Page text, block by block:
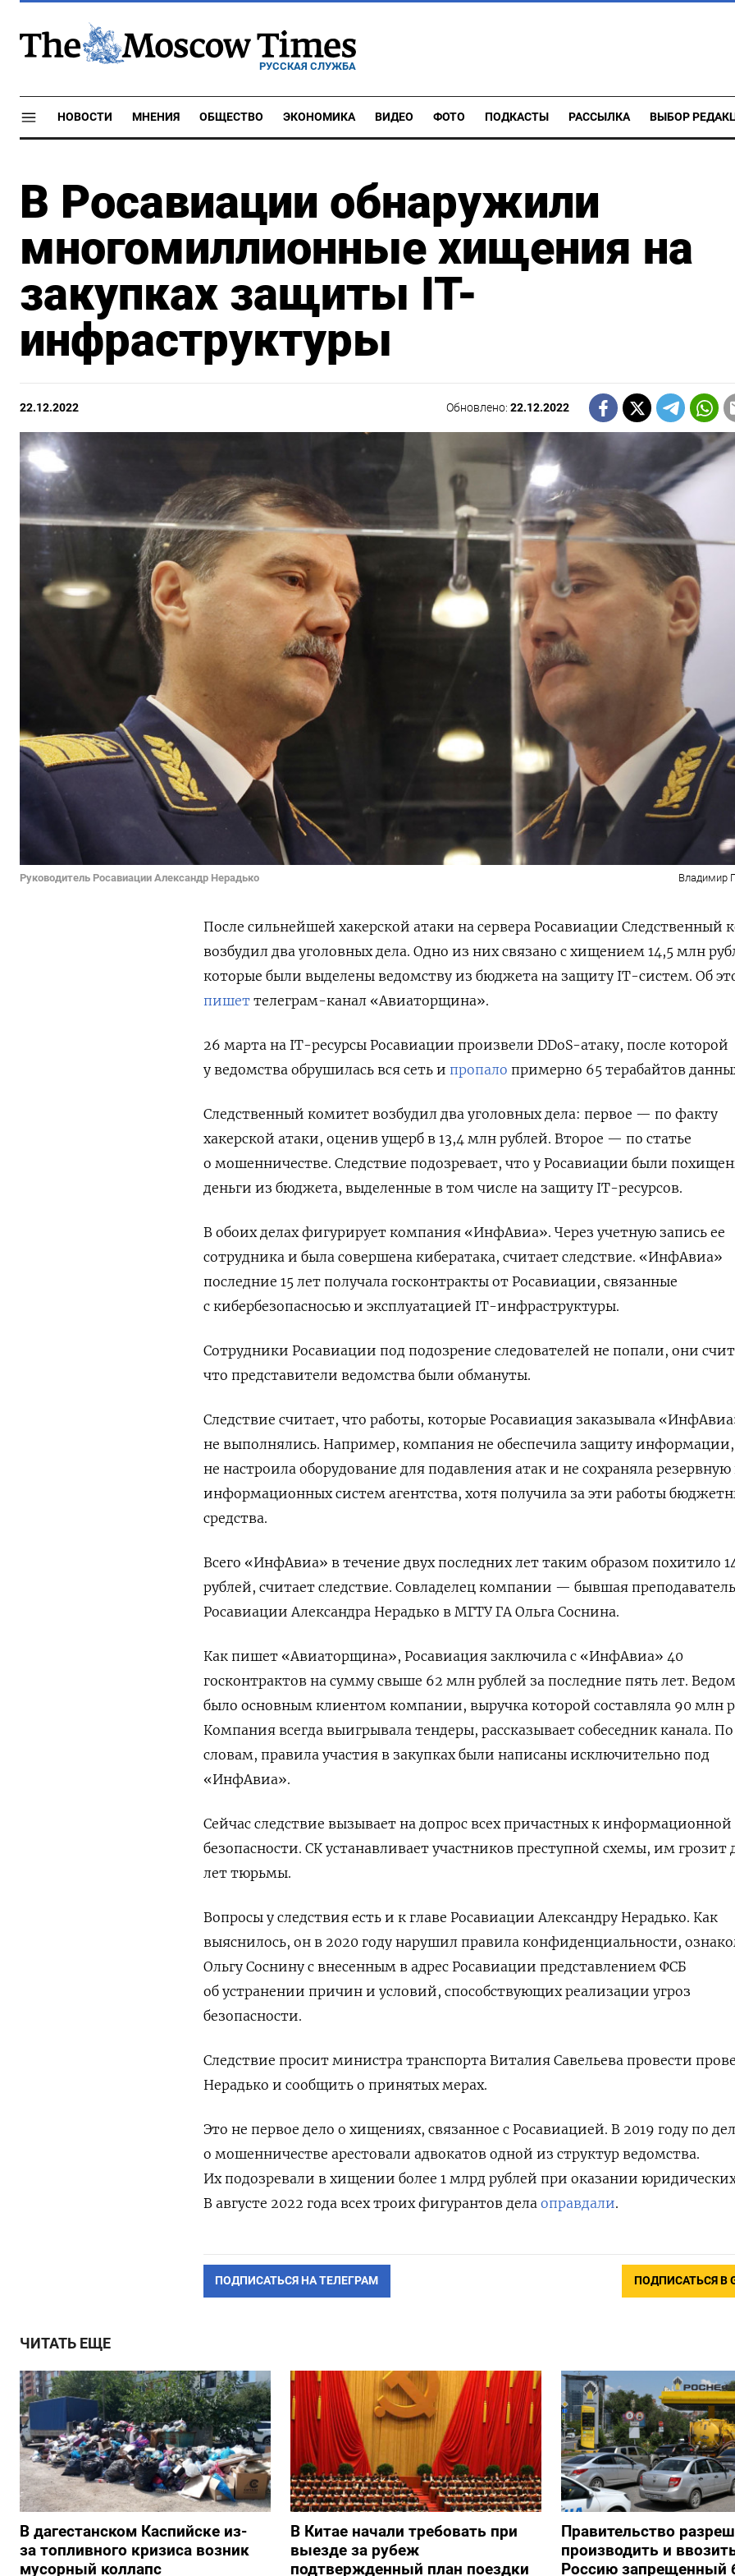
РУССКАЯ СЛУЖБА
НОВОСТИ МНЕНИЯ ОБЩЕСТВО ЭКОНОМИКА ВИДЕО ФОТО ПОДКАСТЫ РАССЫЛКА ВЫБОР
В Росавиации обнаружили
многомиллионные хищения на
закупках защиты IT-
инфраструктуры
22.12.2022 Обновлено:22.12.2022
Руководитель Росавиации Александр Нерадько Владимир
После сильнейшей хакерской атаки на сервера Росавиации Следственный
возбудил два уголовных дела. Одно из них связано с хищением 14,5 млн
которые были выделены ведомству из бюджета на защиту IT-систем. Об
пишет телеграм-канал «Авиаторщина».
26 марта на IT-ресурсы Росавиации произвели DDoS-атаку, после которой
у ведомства обрушилась вся сеть и пропало примерно 65 терабайтов
Следственный комитет возбудил два уголовных дела: первое — по факту
хакерской атаки, оценив ущерб в 13,4 млн рублей. Второе — по статье
о мошенничестве. Следствие подозревает, что у Росавиации были
деньги из бюджета, выделенные в том числе на защиту IT-ресурсов.
В обоих делах фигурирует компания «ИнфАвиа». Через учетную запись ее
сотрудника и была совершена кибератака, считает следствие. «ИнфАвиа»
последние 15 лет получала госконтракты от Росавиации, связанные
с кибербезопасносью и эксплуатацией IT-инфраструктуры.
Сотрудники Росавиации под подозрение следователей не попали, они
что представители ведомства были обмануты.
Следствие считает, что работы, которые Росавиация заказывала
не выполнялись. Например, компания не обеспечила защиту информации,
не настроила оборудование для подавления атак и не сохраняла
информационных систем агентства, хотя получила за эти работы
средства.
Всего «ИнфАвиа» в течение двух последних лет таким образом похитило
рублей, считает следствие. Совладелец компании — бывшая
Росавиации Александра Нерадько в МГТУ ГА Ольга Соснина.
Как пишет «Авиаторщина», Росавиация заключила с «ИнфАвиа» 40
госконтрактов на сумму свыше 62 млн рублей за последние пять лет.
было основным клиентом компании, выручка которой составляла 90 млн
Компания всегда выигрывала тендеры, рассказывает собеседник канала. По
словам, правила участия в закупках были написаны исключительно под
«ИнфАвиа».
Сейчас следствие вызывает на допрос всех причастных к информационной
безопасности. СК устанавливает участников преступной схемы, им грозит
лет тюрьмы.
Вопросы у следствия есть и к главе Росавиации Александру Нерадько. Как
выяснилось, он в 2020 году нарушил правила конфиденциальности,
Ольгу Соснину с внесенным в адрес Росавиации представлением ФСБ
об устранении причин и условий, способствующих реализации угроз
безопасности.
Следствие просит министра транспорта Виталия Савельева провести
Нерадько и сообщить о принятых мерах.
Это не первое дело о хищениях, связанное с Росавиацией. В 2019 году по
о мошенничестве арестовали адвокатов одной из структур ведомства.
Их подозревали в хищении более 1 млрд рублей при оказании юридических
В августе 2022 года всех троих фигурантов дела оправдали.
ПОДПИСАТЬСЯ НА ТЕЛЕГРАМ ПОДПИСАТЬСЯ В
ЧИТАТЬ ЕЩЕ
В дагестанском Каспийске из-
за топливного кризиса возник
мусорный коллапс
В Китае начали требовать при
выезде за рубеж
подтвержденный план поездки
Правительство
производить и
Россию запрещенный